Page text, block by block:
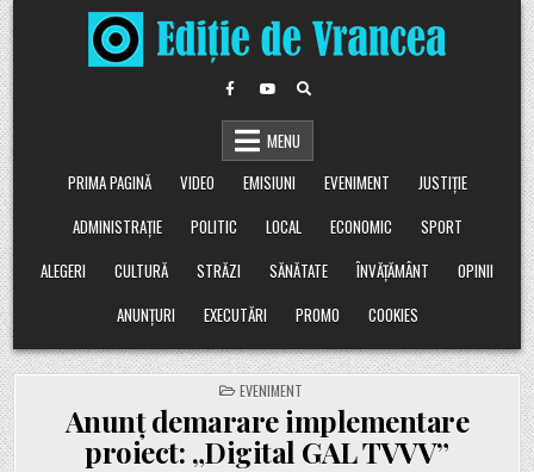
Skip
to
content
MENU
PRIMA PAGINĂ
VIDEO EMISIUNI EVENIMENT
JUSTIȚIE
ADMINISTRAȚIE
POLITIC LOCAL ECONOMIC
SPORT
ALEGERI
CULTURĂ STRĂZI SĂNĂTATE ÎNVĂȚĂMÂNT
OPINII
ANUNȚURI
EXECUTĂRI PROMO COOKIES
POSTED
IN
EVENIMENT
Anunț demarare implementare
proiect: „Digital GAL TVVV”